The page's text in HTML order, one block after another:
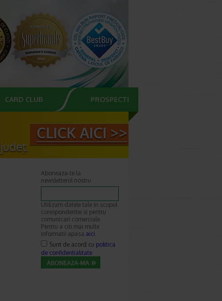
CARD CLUB PROSPECTE
Aboneaza-te la
newsletterul nostru
Utilizam datele tale in scopul
corespondentei si pentru
comunicari comerciale.
Pentru a citi mai multe
informatii apasa aici.
Sunt de acord cu politica
de confidentialitate